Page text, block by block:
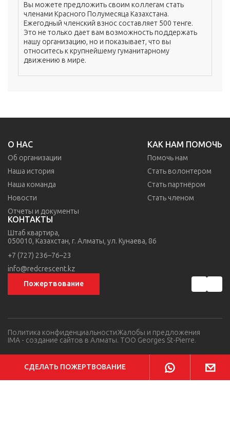
СДЕЛАТЬ ПОЖЕРТВОВАНИЕ
Вы можете предложить своим коллегам стать
членами Красного Полумесяца Казахстана.
Ежегодный членский взнос составляет 500 тенге.
Это не только дает вам возможность поддержать
нашу организацию, но и показывает, что вы
относитесь к крупнейшему гуманитарному
движению в мире.
О НАС
Об организации
Наша история
Наша команда
Новости
Отчеты и документы
КАК НАМ ПОМОЧЬ
Помочь нам
Стать волонтером
Стать партнёром
Стать членом
КОНТАКТЫ
Штаб квартира,
050010, Казахстан, г. Алматы, ул. Кунаева, 86
+7 (727) 236–76–23
info@redcrescent.kz
Пожертвование
IMA - создание сайтов в Алматы. TOO Georges St-Pierre.
Политика конфиденциальностиЖалобы и предложения